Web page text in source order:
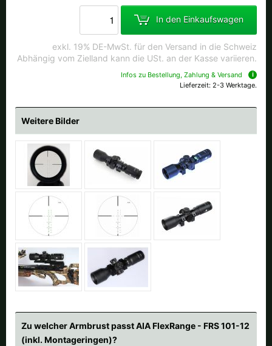
In den Einkaufswagen
exkl. 19% DE-MwSt. für den Versand in die Schweiz
Abhängig vom Zielland kann die USt. an der Kasse variieren.
Infos zu Bestellung, Zahlung & Versand
Lieferzeit: 2-3 Werktage.
Weitere Bilder
Zu welcher Armbrust passt AIA FlexRange - FRS 101-12
(inkl. Montageringen)?